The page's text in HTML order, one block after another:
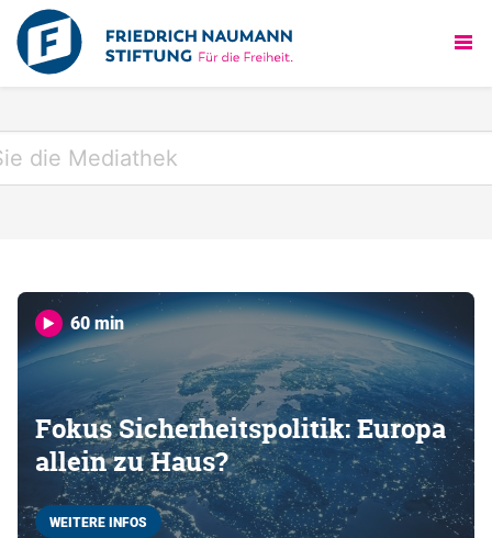
60 min
Fokus Sicherheitspolitik: Europa
allein zu Haus?
WEITERE INFOS